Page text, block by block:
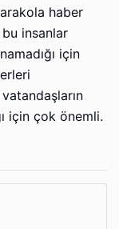
haber
insanlar
için
için çok önemli.